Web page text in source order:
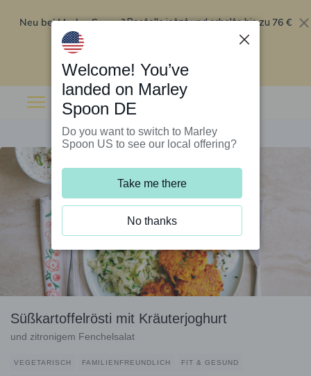
Neu bei Marley Spoon?Bestelle jetzt und erhalte bis zu 76 €
Rabatt auf deine ersten fünf Boxen
Süßkartoffelrösti mit Kräuterjoghurt
und zitronigem Fenchelsalat
VEGETARISCH FAMILIENFREUNDLICH FIT & GESUND
Welcome! You’ve
landed on Marley
Spoon DE
Do you want to switch to Marley
Spoon US to see our local offering?
Take me there
No thanks